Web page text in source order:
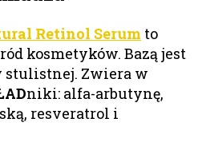
Retinol Serum to
kosmetyków. Bazą jest
stulistnej. Zwiera w
niki: alfa-arbutynę,
resveratrol i